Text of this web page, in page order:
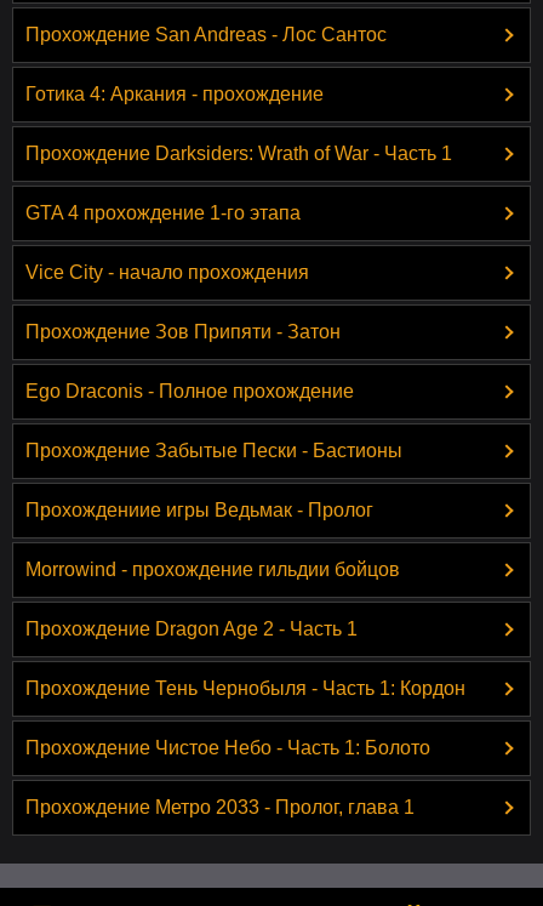
Прохождение San Andreas - Лос Сантос
Готика 4: Аркания - прохождение
Прохождение Darksiders: Wrath of War - Часть 1
GTA 4 прохождение 1-го этапа
Vice City - начало прохождения
Прохождение Зов Припяти - Затон
Ego Draconis - Полное прохождение
Прохождение Забытые Пески - Бастионы
Прохождениие игры Ведьмак - Пролог
Morrowind - прохождение гильдии бойцов
Прохождение Dragon Age 2 - Часть 1
Прохождение Тень Чернобыля - Часть 1: Кордон
Прохождение Чистое Небо - Часть 1: Болото
Прохождение Метро 2033 - Пролог, глава 1